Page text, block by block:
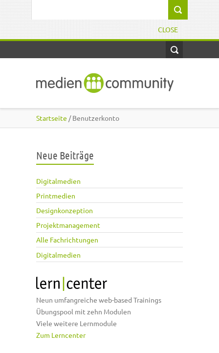
CLOSE
Startseite / Benutzerkonto
Neue Beiträge
Digitalmedien
Printmedien
Designkonzeption
Projektmanagement
Alle Fachrichtungen
Digitalmedien
Neun umfangreiche web-based Trainings
Übungspool mit zehn Modulen
Viele weitere Lernmodule
Zum Lerncenter